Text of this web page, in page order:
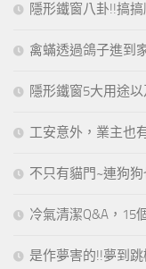
隱形鐵窗八卦!!搞
禽蟎透過鴿子進到
隱形鐵窗5大用途
工安意外，業主也
不只有貓門~連狗
冷氣清潔Q&A，15
是作夢害的!!夢到